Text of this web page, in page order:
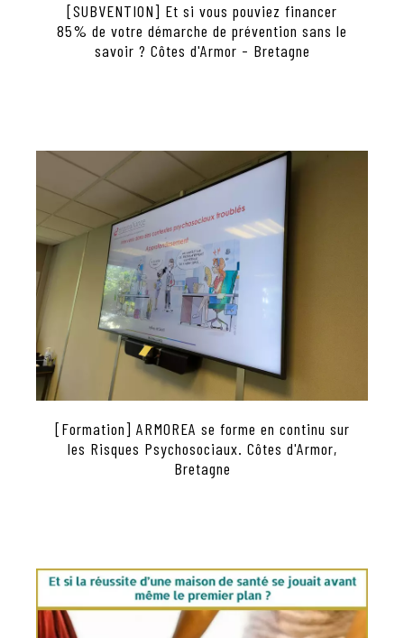
[SUBVENTION] Et si vous pouviez financer
85% de votre démarche de prévention sans le
savoir ? Côtes d'Armor - Bretagne
[Formation] ARMOREA se forme en continu sur
les Risques Psychosociaux. Côtes d'Armor,
Bretagne